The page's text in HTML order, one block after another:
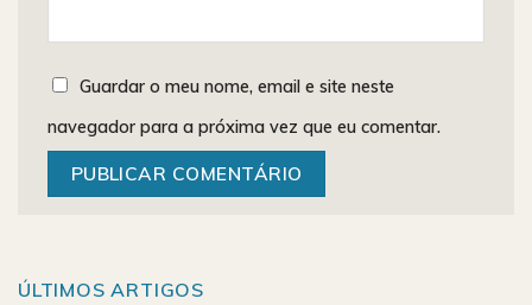
Guardar o meu nome, email e site neste
navegador para a próxima vez que eu comentar.
ÚLTIMOS ARTIGOS